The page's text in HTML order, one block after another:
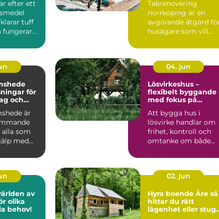
efter ett
tuff
fungerar
Östgötskt klimat
Takrenovering
norrköping är en
avgörande åtgärd
husägare som vill
mot fukt, mö...
för
och
är
som
med
04. jun
Lösvirkeshus –
flexibelt byggande
med fokus på
Att bygga hus i
lösvirke handlar om
frihet, kontroll och
omtanke om både
av
olika
behov!
02. jun
Hyra boende Åre så
hittar du rätt
lägenhet eller